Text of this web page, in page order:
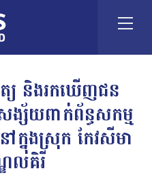
ត្យ និងរកឃើញជន
ស័យពាក់ព័ន្ធសកម្ម
នុងស្រុក កែវសីមា
ឌលគិរី